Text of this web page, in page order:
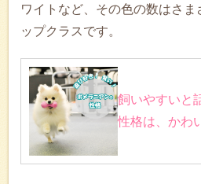
ワイトなど、その色の数はさま
ップクラスです。
飼いやすいと
性格は、かわ